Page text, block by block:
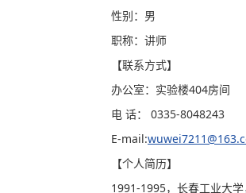
性别：男
职称：讲师
【联系方式】
办公室：实验楼404房间
电 话： 0335-8048243
E-mail:
【个人简历】
1991-1995，长春工业大